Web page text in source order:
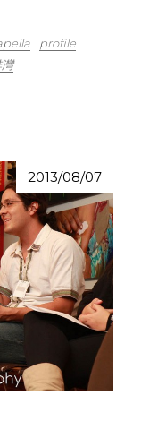
profile
灣
2013/08/07